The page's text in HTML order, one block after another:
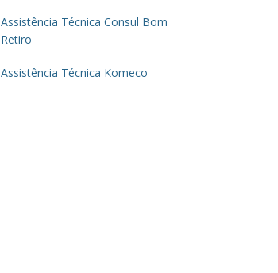
Assistência Técnica Consul Bom
Retiro
Assistência Técnica Komeco